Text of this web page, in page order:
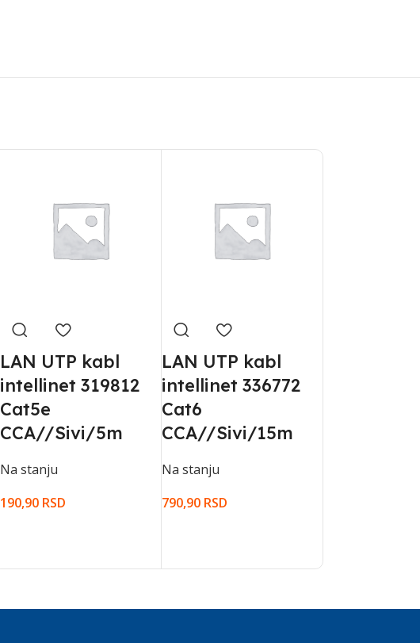
LAN UTP kabl
intellinet 319812
Cat5e
CCA//Sivi/5m
Na stanju
190,90 RSD
LAN UTP kabl
intellinet 336772
Cat6
CCA//Sivi/15m
Na stanju
790,90 RSD